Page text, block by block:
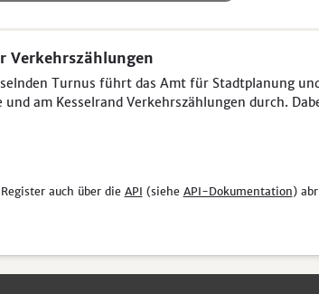
Verkehrszählungen
Turnus führt das Amt für Stadtplanung
und am Kesselrand Verkehrszählungen durch.
auch über die API (siehe API-Dokumentation)